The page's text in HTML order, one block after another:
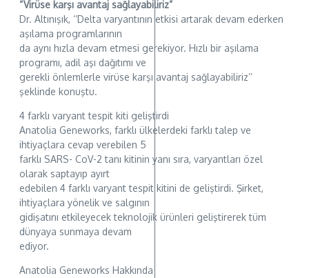
“Virüse karşı avantaj sağlayabiliriz”
Dr. Altınışık, ‘‘Delta varyantının etkisi artarak devam ederken
aşılama programlarının
da aynı hızla devam etmesi gerekiyor. Hızlı bir aşılama
programı, adil aşı dağıtımı ve
gerekli önlemlerle virüse karşı avantaj sağlayabiliriz’’
şeklinde konuştu.
4 farklı varyant tespit kiti geliştirdi
Anatolia Geneworks, farklı ülkelerdeki farklı talep ve
ihtiyaçlara cevap verebilen 5
farklı SARS- CoV-2 tanı kitinin yanı sıra, varyantları özel
olarak saptayıp ayırt
edebilen 4 farklı varyant tespit kitini de geliştirdi. Şirket,
ihtiyaçlara yönelik ve salgının
gidişatını etkileyecek teknolojik ürünleri geliştirerek tüm
dünyaya sunmaya devam
ediyor.
Anatolia Geneworks Hakkında